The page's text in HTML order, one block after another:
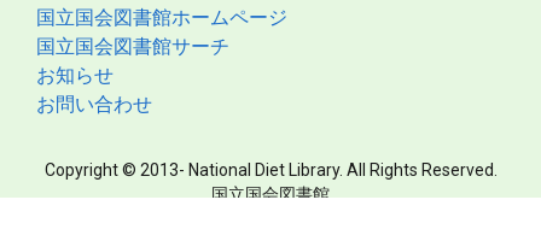
国立国会図書館ホームページ
国立国会図書館サーチ
お知らせ
お問い合わせ
Copyright © 2013- National Diet Library. All Rights Reserved.